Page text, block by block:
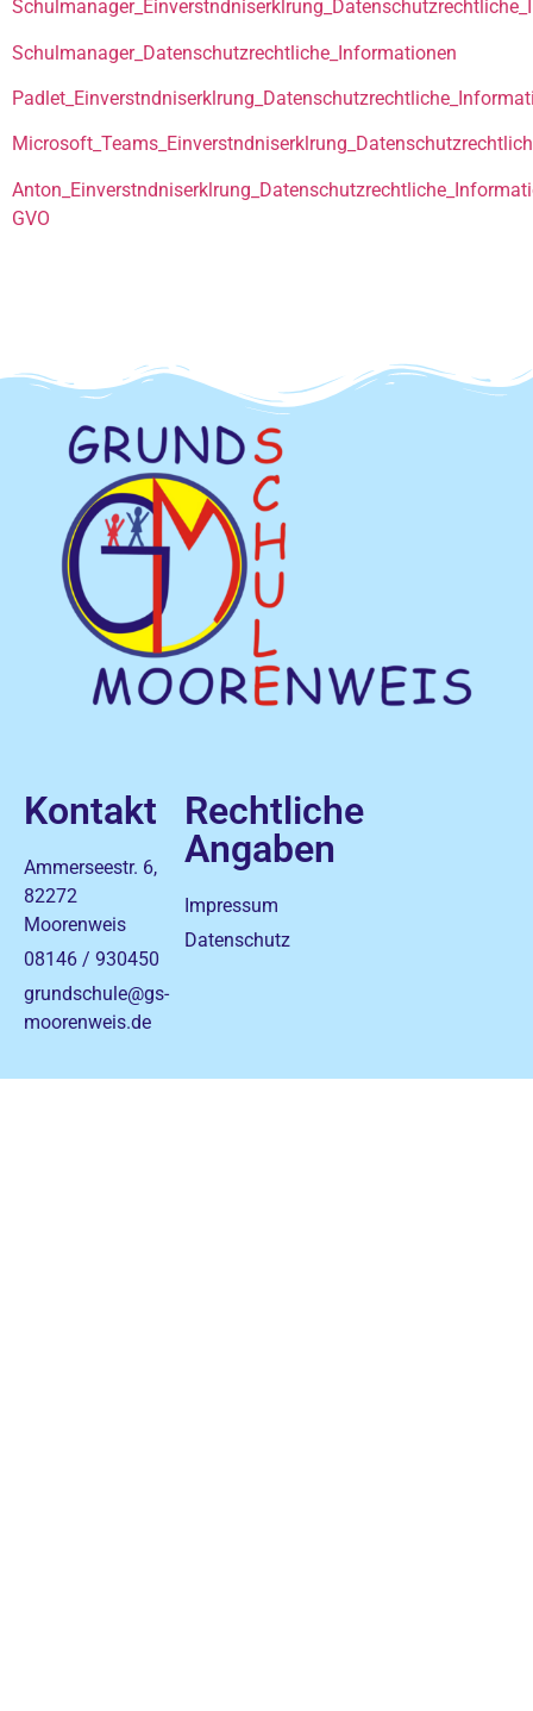
Schulmanager_Datenschutzrechtliche_Informationen
GVO
Kontakt
Ammerseestr. 6,
82272
Moorenweis
08146 / 930450
grundschule@gs-
moorenweis.de
Rechtliche
Angaben
Impressum
Datenschutz